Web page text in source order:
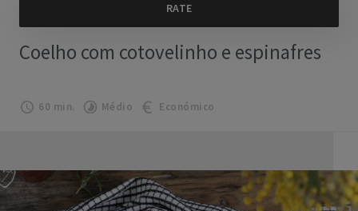
Coelho com cotovelinho e espinafres
60 min. Médio Económico